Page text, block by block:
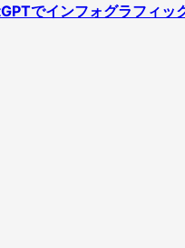
でインフォグラフィッ